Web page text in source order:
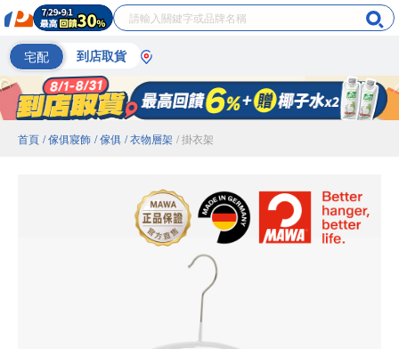
宅配 到店取貨
首頁 / 傢俱寢飾 / 傢俱 / 衣物層架 / 掛衣架